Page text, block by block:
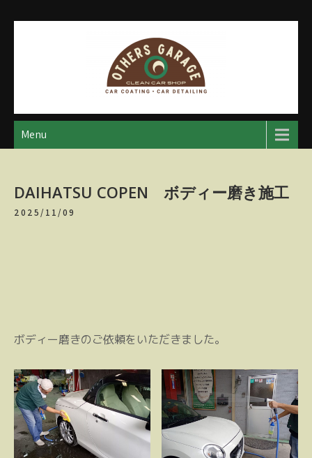
アザースガレージ
【神奈川・厚木・愛川】カーメンテナンス
Menu
DAIHATSU COPEN ボディー磨き施工
2025/11/09
ボディー磨きのご依頼をいただきました。